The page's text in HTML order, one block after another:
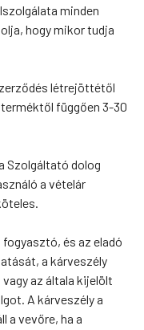
minden
hogy mikor tudja
létrejöttétől
függően 3-30
Szolgáltató dolog
a vételár
fogyasztó, és az eladó
a kárveszély
az általa kijelölt
A kárveszély a
a vevőre, ha a